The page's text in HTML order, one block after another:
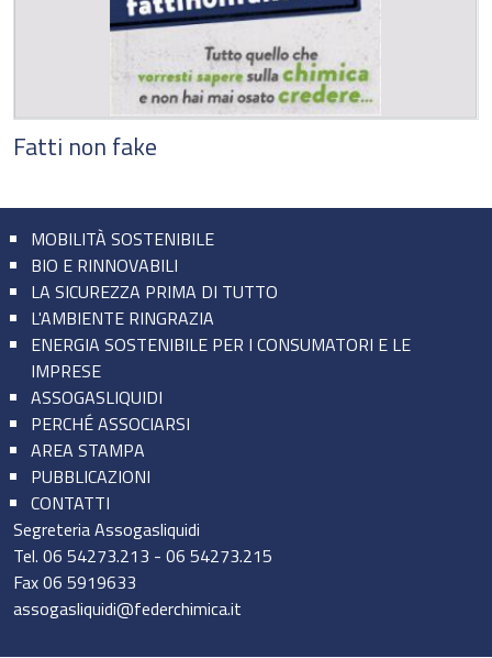
Fatti non fake
MOBILITÀ SOSTENIBILE
BIO E RINNOVABILI
LA SICUREZZA PRIMA DI TUTTO
L'AMBIENTE RINGRAZIA
ENERGIA SOSTENIBILE PER I CONSUMATORI E LE
IMPRESE
ASSOGASLIQUIDI
PERCHÉ ASSOCIARSI
AREA STAMPA
PUBBLICAZIONI
CONTATTI
Segreteria Assogasliquidi
Tel. 06 54273.213 - 06 54273.215
Fax 06 5919633
assogasliquidi@federchimica.it